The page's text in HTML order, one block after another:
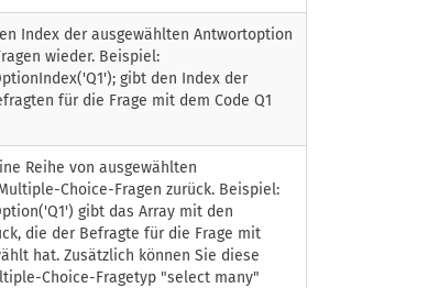
Index der ausgewählten Antwortoption
wieder. Beispiel:
gibt den Index der
für die Frage mit dem Code Q1
Reihe von ausgewählten
Choice-Fragen zurück. Beispiel:
gibt das Array mit den
die der Befragte für die Frage mit
hat. Zusätzlich können Sie diese
Choice-Fragetyp "select many"